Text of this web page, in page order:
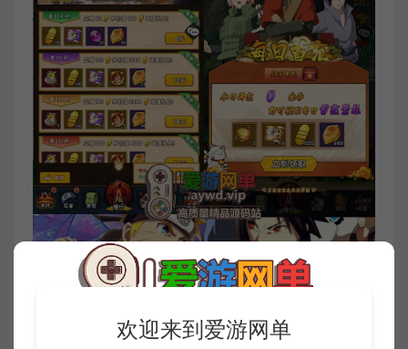
欢迎来到爱游网单